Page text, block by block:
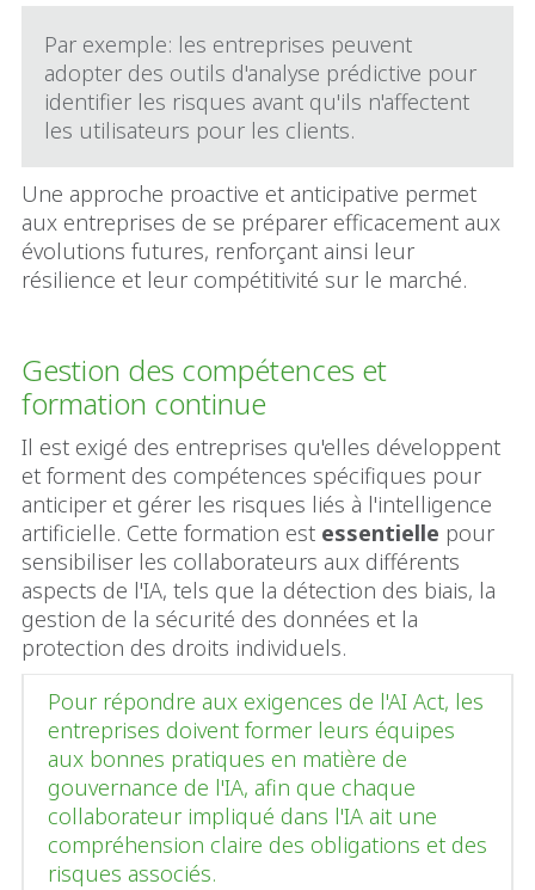
Par exemple: les entreprises peuvent
adopter des outils d'analyse prédictive pour
identifier les risques avant qu'ils n'affectent
les utilisateurs pour les clients.
Une approche proactive et anticipative permet
aux entreprises de se préparer efficacement aux
évolutions futures, renforçant ainsi leur
résilience et leur compétitivité sur le marché.
Gestion des compétences et
formation continue
Il est exigé des entreprises qu'elles développent
et forment des compétences spécifiques pour
anticiper et gérer les risques liés à l'intelligence
artificielle. Cette formation est essentielle pour
sensibiliser les collaborateurs aux différents
aspects de l'IA, tels que la détection des biais, la
gestion de la sécurité des données et la
protection des droits individuels.
Pour répondre aux exigences de l'AI Act, les
entreprises doivent former leurs équipes
aux bonnes pratiques en matière de
gouvernance de l'IA, afin que chaque
collaborateur impliqué dans l'IA ait une
compréhension claire des obligations et des
risques associés.